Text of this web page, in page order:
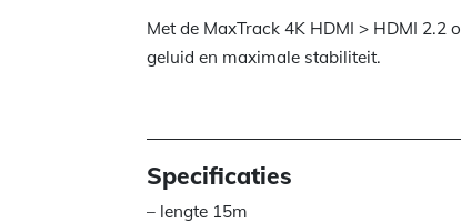
Met de MaxTrack 4K HDMI > HDMI
geluid en maximale stabiliteit.
Specificaties
– lengte 15m